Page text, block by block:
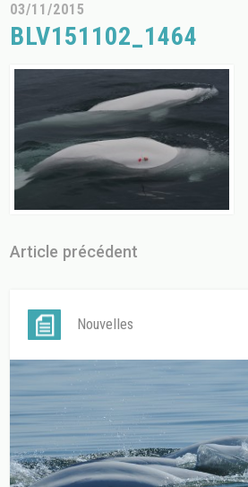
03/11/2015
BLV151102_1464
Article précédent
Nouvelles